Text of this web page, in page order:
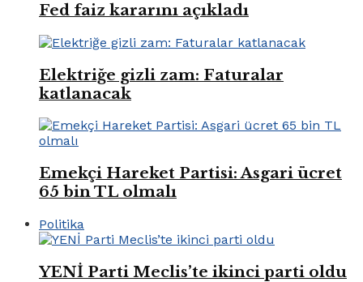
Fed faiz kararını açıkladı
Elektriğe gizli zam: Faturalar
katlanacak
Emekçi Hareket Partisi: Asgari ücret
65 bin TL olmalı
Politika
YENİ Parti Meclis’te ikinci parti oldu